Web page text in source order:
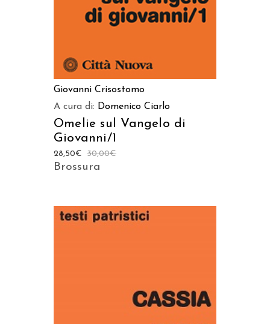
Giovanni Crisostomo
A cura di: Domenico Ciarlo
Omelie sul Vangelo di
Giovanni/1
30,00€
28,50€
Brossura